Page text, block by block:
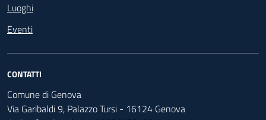
Luoghi
Eventi
CONTATTI
Comune di Genova
Via Garibaldi 9, Palazzo Tursi - 16124 Genova